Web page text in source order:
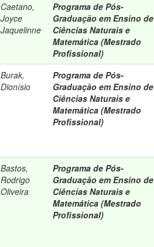
Caetano,
Joyce
Jaquelinne
Programa de Pós-
Graduação em Ensino de
Ciências Naturais e
Matemática (Mestrado
Profissional)
Burak,
Dionísio
Programa de Pós-
Graduação em Ensino de
Ciências Naturais e
Matemática (Mestrado
Profissional)
Bastos,
Rodrigo
Oliveira
Programa de Pós-
Graduação em Ensino de
Ciências Naturais e
Matemática (Mestrado
Profissional)